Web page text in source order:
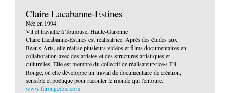
Claire Lacabanne-Estines
Née en 1994
Vit et travaille à Toulouse, Haute-Garonne
Claire Lacabanne-Estines est réalisatrice. Après des études aux
Beaux-Arts, elle réalise plusieurs vidéos et films documentaires en
collaboration avec des artistes et des structures artistiques et
culturelles. Elle est membre du collectif de réalisateur·rice·s Fil
Rouge, où elle développe un travail de documentaire de création,
sensible et poétique pour raconter le monde qui l'entoure.
www.filrougedoc.com